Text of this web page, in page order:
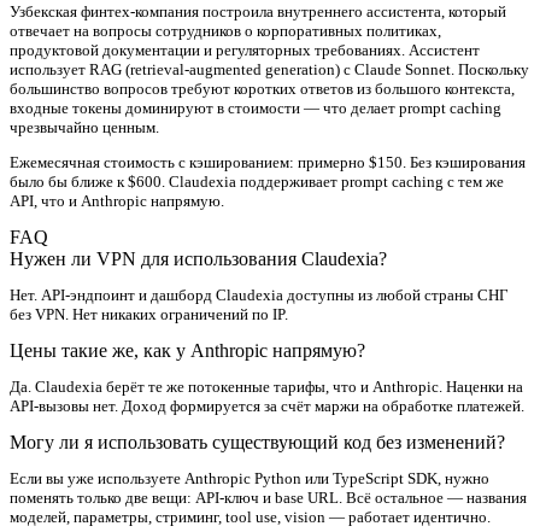
Узбекская финтех-компания построила внутреннего ассистента, который
отвечает на вопросы сотрудников о корпоративных политиках,
продуктовой документации и регуляторных требованиях. Ассистент
использует RAG (retrieval-augmented generation) с Claude Sonnet. Поскольку
большинство вопросов требуют коротких ответов из большого контекста,
входные токены доминируют в стоимости — что делает prompt caching
чрезвычайно ценным.
Ежемесячная стоимость с кэшированием: примерно $150. Без кэширования
было бы ближе к $600. Claudexia поддерживает prompt caching с тем же
API, что и Anthropic напрямую.
FAQ
Нужен ли VPN для использования Claudexia?
Нет. API-эндпоинт и дашборд Claudexia доступны из любой страны СНГ
без VPN. Нет никаких ограничений по IP.
Цены такие же, как у Anthropic напрямую?
Да. Claudexia берёт те же потокенные тарифы, что и Anthropic. Наценки на
API-вызовы нет. Доход формируется за счёт маржи на обработке платежей.
Могу ли я использовать существующий код без изменений?
Если вы уже используете Anthropic Python или TypeScript SDK, нужно
поменять только две вещи: API-ключ и base URL. Всё остальное — названия
моделей, параметры, стриминг, tool use, vision — работает идентично.